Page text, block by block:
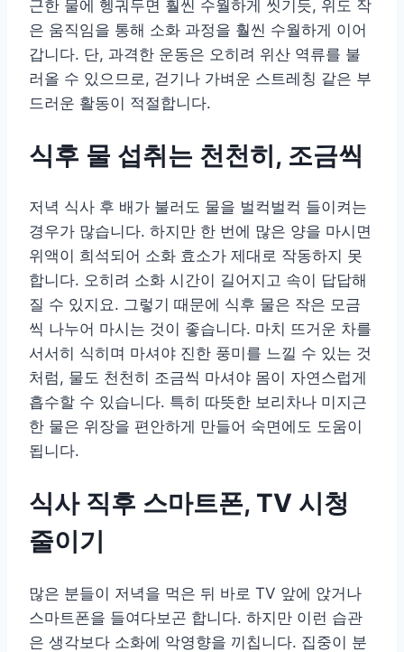
근한 물에 헹궈두면 훨씬 수월하게 씻기듯, 위도 작
은 움직임을 통해 소화 과정을 훨씬 수월하게 이어
갑니다. 단, 과격한 운동은 오히려 위산 역류를 불
러올 수 있으므로, 걷기나 가벼운 스트레칭 같은 부
드러운 활동이 적절합니다.
식후 물 섭취는 천천히, 조금씩
저녁 식사 후 배가 불러도 물을 벌컥벌컥 들이켜는
경우가 많습니다. 하지만 한 번에 많은 양을 마시면
위액이 희석되어 소화 효소가 제대로 작동하지 못
합니다. 오히려 소화 시간이 길어지고 속이 답답해
질 수 있지요. 그렇기 때문에 식후 물은 작은 모금
씩 나누어 마시는 것이 좋습니다. 마치 뜨거운 차를
서서히 식히며 마셔야 진한 풍미를 느낄 수 있는 것
처럼, 물도 천천히 조금씩 마셔야 몸이 자연스럽게
흡수할 수 있습니다. 특히 따뜻한 보리차나 미지근
한 물은 위장을 편안하게 만들어 숙면에도 도움이
됩니다.
식사 직후 스마트폰, TV 시청
줄이기
많은 분들이 저녁을 먹은 뒤 바로 TV 앞에 앉거나
스마트폰을 들여다보곤 합니다. 하지만 이런 습관
은 생각보다 소화에 악영향을 끼칩니다. 집중이 분